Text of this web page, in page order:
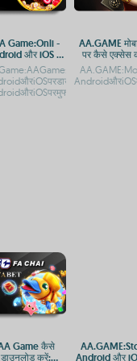
Game:Onli -
और iOS पर
गेमिंग एप्लिकेशन
AA.GAME
पर कैसे एक्सेस
Android और
गाइड
Game कैसे
डाउनलोड करें:
Android और